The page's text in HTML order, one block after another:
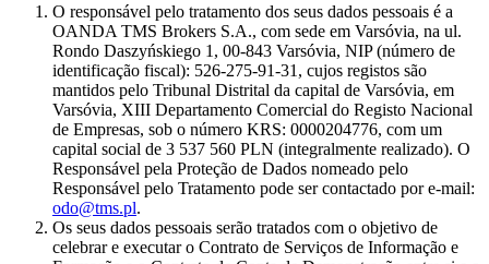
O responsável pelo tratamento dos seus dados pessoais é a
OANDA TMS Brokers S.A., com sede em Varsóvia, na ul.
Rondo Daszyńskiego 1, 00-843 Varsóvia, NIP (número de
identificação fiscal): 526-275-91-31, cujos registos são
mantidos pelo Tribunal Distrital da capital de Varsóvia, em
Varsóvia, XIII Departamento Comercial do Registo Nacional
de Empresas, sob o número KRS: 0000204776, com um
capital social de 3 537 560 PLN (integralmente realizado). O
Responsável pela Proteção de Dados nomeado pelo
Responsável pelo Tratamento pode ser contactado por e-mail:
odo@tms.pl.
Os seus dados pessoais serão tratados com o objetivo de
celebrar e executar o Contrato de Serviços de Informação e